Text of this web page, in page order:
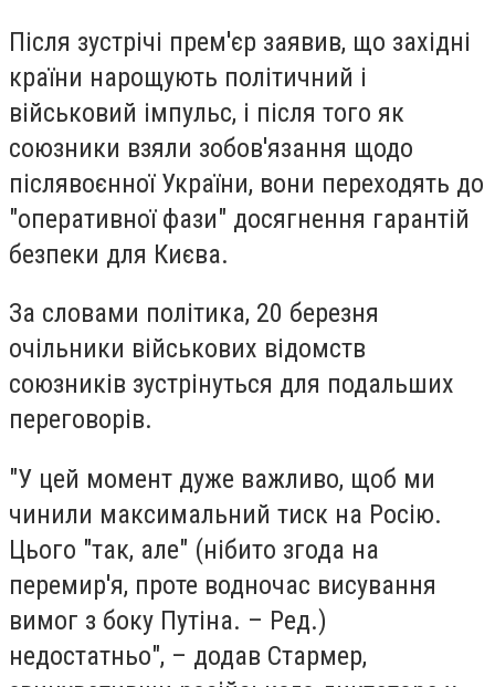
Після зустрічі прем'єр заявив, що західні
країни нарощують політичний і
військовий імпульс, і після того як
союзники взяли зобов'язання щодо
післявоєнної України, вони переходять до
"оперативної фази" досягнення гарантій
безпеки для Києва.
За словами політика, 20 березня
очільники військових відомств
союзників зустрінуться для подальших
переговорів.
"У цей момент дуже важливо, щоб ми
чинили максимальний тиск на Росію.
Цього "так, але" (нібито згода на
перемир'я, проте водночас висування
вимог з боку Путіна. – Ред.)
недостатньо", – додав Стармер,